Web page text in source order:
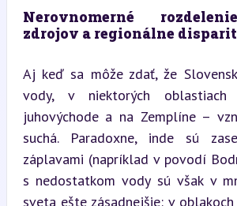
Nerovnomerné
zdrojov a regionálne
Aj keď sa môže zdať, že
vody, v niektorých
juhovýchode a na Zemplíne –
suchá. Paradoxne, inde sú
záplavami (napríklad v povodí
s nedostatkom vody sú však v
sveta ešte zásadnejšie: v